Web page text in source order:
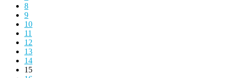
8
9
10
11
12
13
14
15